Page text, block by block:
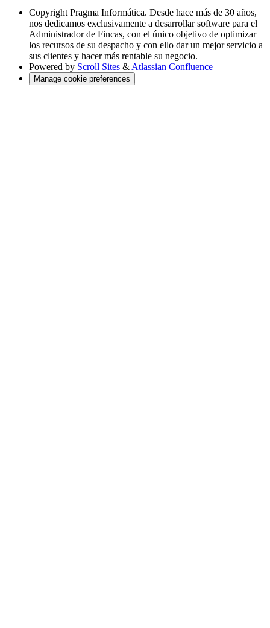
Copyright Pragma Informática. Desde hace más de 30 años,
nos dedicamos exclusivamente a desarrollar software para el
Administrador de Fincas, con el único objetivo de optimizar
los recursos de su despacho y con ello dar un mejor servicio a
sus clientes y hacer más rentable su negocio.
Powered by Scroll Sites & Atlassian Confluence
Manage cookie preferences